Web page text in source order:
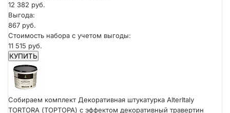
12 382 руб.
Выгода:
867 руб.
Стоимость набора с учетом выгоды:
11 515 руб.
КУПИТЬ
Собираем комплект Декоративная штукатурка AlterItaly
TORTORA (ТОРТОРА) с эффектом декоративный травертин